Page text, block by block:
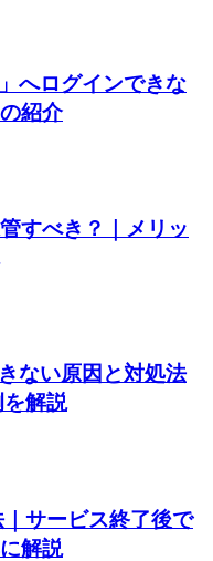
へログインできな
紹介
すべき？｜メリッ
ない原因と対処法
を解説
サービス終了後で
解説